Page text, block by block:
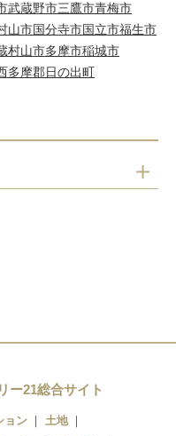
武蔵野市三鷹市青梅市
山市国分寺市国立市福生市
村山市多摩市稲城市
多摩郡日の出町
ー21総合サイト
ョン
土地